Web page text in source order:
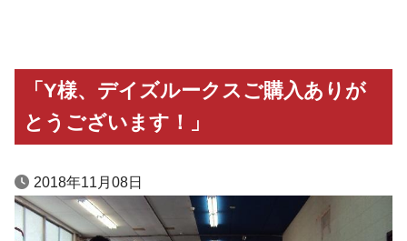
「Y様、デイズルークスご購入ありが
とうございます！」
2018年11月08日